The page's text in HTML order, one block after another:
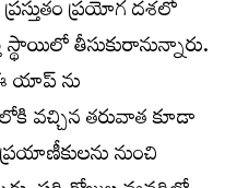
ప్రయోగ దశలో
తీసుకురానున్నారు.
యాప్ ను
వచ్చిన తరువాత కూడా
నుంచి